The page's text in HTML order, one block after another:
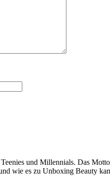
und Millennials. Das
wie es zu Unboxing Beauty